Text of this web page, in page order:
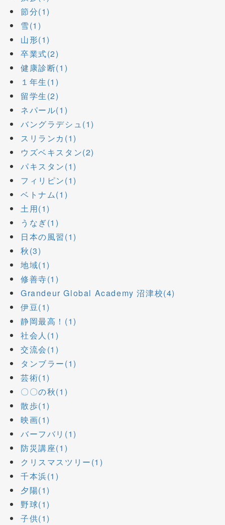
節分(1)
雪(1)
山形(1)
卒業式(2)
健康診断(1)
１年生(1)
留学生(2)
ネパール(1)
バングラデシュ(1)
スリランカ(1)
ウズベキスタン(2)
パキスタン(1)
フィリピン(1)
ベトナム(1)
土用(1)
うなぎ(1)
日本の風習(1)
秋(3)
地域(1)
修善寺(1)
Grandeur Global Academy 沼津校(4)
伊豆(1)
静岡最高！(1)
社会人(1)
交流会(1)
タンブラー(1)
芸術(1)
〇〇の秋(1)
散歩(1)
映画(1)
バーフバリ(1)
防災講座(1)
クリスマスツリー(1)
千本浜(1)
夕陽(1)
野球(1)
子供(1)